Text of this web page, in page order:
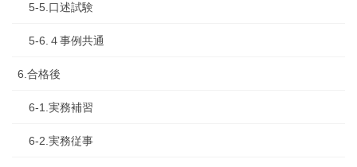
5-5.口述試験
5-6.４事例共通
6.合格後
6-1.実務補習
6-2.実務従事